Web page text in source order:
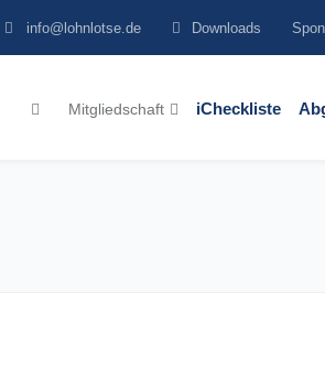
info@lohnlotse.de Downloads
Mitgliedschaft iCheckliste